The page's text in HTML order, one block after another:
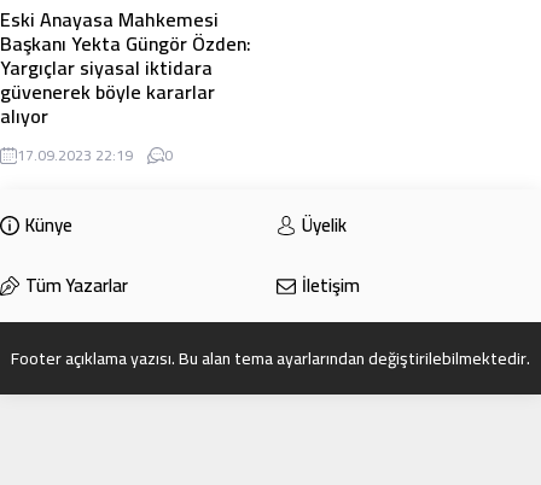
Eski Anayasa Mahkemesi
Başkanı Yekta Güngör Özden:
Yargıçlar siyasal iktidara
güvenerek böyle kararlar
alıyor
Bu alana eklemiş olduğunuz haberle
ilgili kısa bir özet bilgisi
düzenleme sayfasında “Özet”
bölümünden eklenebilir. Özet
olarak bu şekilde gösterilir,
eklenmemişse bu alan boş kalır.
17.09.2023 22:19 0
Künye
Üyelik
Tüm Yazarlar
İletişim
Footer açıklama yazısı. Bu alan tema ayarlarından değiştirilebilmektedir.